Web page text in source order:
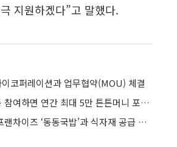
지원하겠다”고 말했다.
코퍼레이션과 업무협약(MOU) 체결
문체부, 스포츠활동 참여하면 연간 최대 5만 튼튼머니 포인트 지급
동원홈푸드, 국밥 프랜차이즈 ‘동동국밥’과 식자재 공급 협약 체결